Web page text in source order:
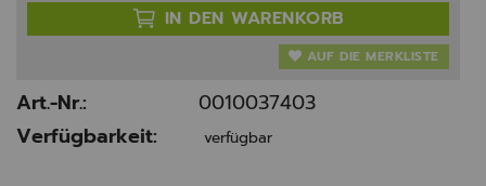
IN DEN WARENKORB
AUF DIE MERKLISTE
Art.-Nr.:
0010037403
Verfügbarkeit:
verfügbar